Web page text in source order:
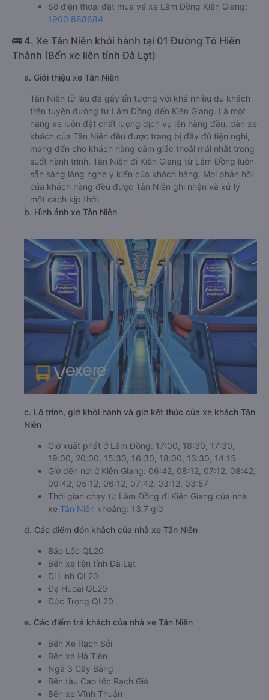
Số điện thoại đặt mua vé xe Lâm Đồng Kiên Giang:
1900 888684
🚌 4. Xe Tân Niên khởi hành tại 01 Đường Tô Hiến
Thành (Bến xe liên tỉnh Đà Lạt)
a. Giới thiệu xe Tân Niên
Tân Niên từ lâu đã gây ấn tượng với khá nhiều du khách
trên tuyến đường từ Lâm Đồng đến Kiên Giang. Là một
hãng xe luôn đặt chất lượng dịch vụ lên hàng đầu, dàn xe
khách của Tân Niên đều được trang bị đầy đủ tiện nghi,
mang đến cho khách hàng cảm giác thoải mái nhất trong
suốt hành trình. Tân Niên đi Kiên Giang từ Lâm Đồng luôn
sẵn sàng lắng nghe ý kiến của khách hàng. Mọi phản hồi
của khách hàng đều được Tân Niên ghi nhận và xử lý
một cách kịp thời.
b. Hình ảnh xe Tân Niên
c. Lộ trình, giờ khởi hành và giờ kết thúc của xe khách Tân
Niên
Giờ xuất phát ở Lâm Đồng: 17:00, 18:30, 17:30,
19:00, 20:00, 15:30, 16:30, 18:00, 13:30, 14:15
Giờ đến nơi ở Kiên Giang: 06:42, 08:12, 07:12, 08:42,
09:42, 05:12, 06:12, 07:42, 03:12, 03:57
Thời gian chạy từ Lâm Đồng đi Kiên Giang của nhà
xe Tân Niên khoảng: 13.7 giờ
d. Các điểm đón khách của nhà xe Tân Niên
Bảo Lộc QL20
Bến xe liên tỉnh Đà Lạt
Di Linh QL20
Đạ Huoai QL20
Đức Trọng QL20
e. Các điểm trả khách của nhà xe Tân Niên
Bến Xe Rạch Sỏi
Bến xe Hà Tiên
Ngã 3 Cây Bàng
Bến tàu Cao tốc Rạch Giá
Bến xe Vĩnh Thuận